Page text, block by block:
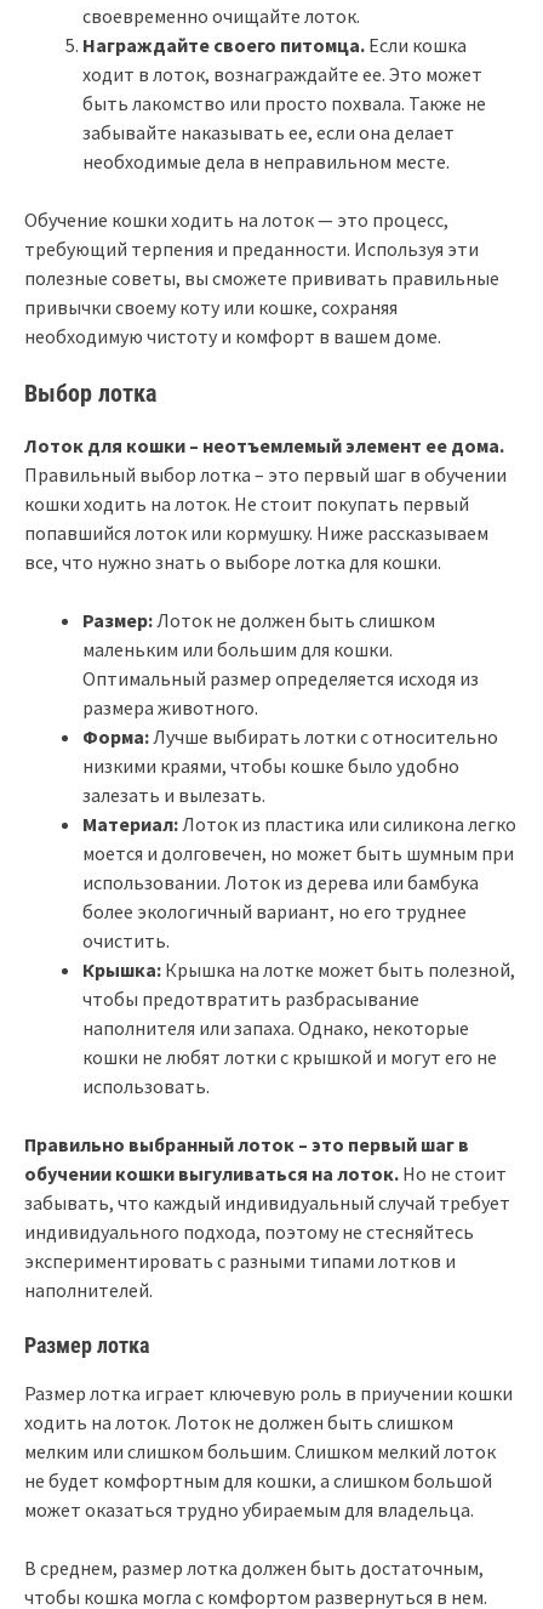
своевременно очищайте лоток.
Награждайте своего питомца. Если кошка
ходит в лоток, вознаграждайте ее. Это может
быть лакомство или просто похвала. Также не
забывайте наказывать ее, если она делает
необходимые дела в неправильном месте.
Обучение кошки ходить на лоток — это процесс,
требующий терпения и преданности. Используя эти
полезные советы, вы сможете прививать правильные
привычки своему коту или кошке, сохраняя
необходимую чистоту и комфорт в вашем доме.
Выбор лотка
Лоток для кошки – неотъемлемый элемент ее дома.
Правильный выбор лотка – это первый шаг в обучении
кошки ходить на лоток. Не стоит покупать первый
попавшийся лоток или кормушку. Ниже рассказываем
все, что нужно знать о выборе лотка для кошки.
Размер: Лоток не должен быть слишком
маленьким или большим для кошки.
Оптимальный размер определяется исходя из
размера животного.
Форма: Лучше выбирать лотки с относительно
низкими краями, чтобы кошке было удобно
залезать и вылезать.
Материал: Лоток из пластика или силикона легко
моется и долговечен, но может быть шумным при
использовании. Лоток из дерева или бамбука
более экологичный вариант, но его труднее
очистить.
Крышка: Крышка на лотке может быть полезной,
чтобы предотвратить разбрасывание
наполнителя или запаха. Однако, некоторые
кошки не любят лотки с крышкой и могут его не
использовать.
Правильно выбранный лоток – это первый шаг в
обучении кошки выгуливаться на лоток. Но не стоит
забывать, что каждый индивидуальный случай требует
индивидуального подхода, поэтому не стесняйтесь
экспериментировать с разными типами лотков и
наполнителей.
Размер лотка
Размер лотка играет ключевую роль в приучении кошки
ходить на лоток. Лоток не должен быть слишком
мелким или слишком большим. Слишком мелкий лоток
не будет комфортным для кошки, а слишком большой
может оказаться трудно убираемым для владельца.
В среднем, размер лотка должен быть достаточным,
чтобы кошка могла с комфортом развернуться в нем.